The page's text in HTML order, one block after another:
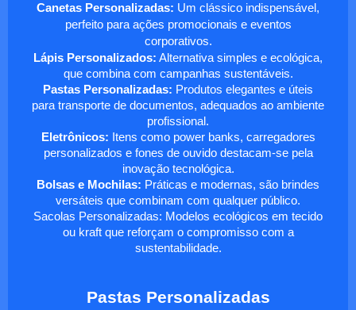
Canetas Personalizadas: Um clássico indispensável,
perfeito para ações promocionais e eventos
corporativos.
Lápis Personalizados: Alternativa simples e ecológica,
que combina com campanhas sustentáveis.
Pastas Personalizadas: Produtos elegantes e úteis
para transporte de documentos, adequados ao ambiente
profissional.
Eletrônicos: Itens como power banks, carregadores
personalizados e fones de ouvido destacam-se pela
inovação tecnológica.
Bolsas e Mochilas: Práticas e modernas, são brindes
versáteis que combinam com qualquer público.
Sacolas Personalizadas: Modelos ecológicos em tecido
ou kraft que reforçam o compromisso com a
sustentabilidade.
Pastas Personalizadas